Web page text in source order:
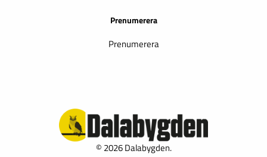
Prenumerera
Prenumerera
© 2026 Dalabygden.